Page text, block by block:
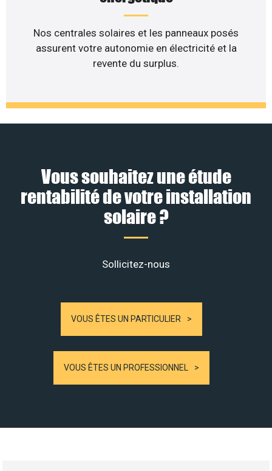
Nos centrales solaires et les panneaux posés
assurent votre autonomie en électricité et la
revente du surplus.
Vous souhaitez une étude
rentabilité de votre installation
solaire ?
Sollicitez-nous
VOUS ÊTES UN PARTICULIER
VOUS ÊTES UN PROFESSIONNEL